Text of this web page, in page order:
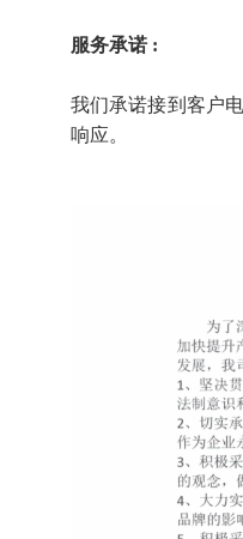
服务承诺 :
我们承诺接到客户
响应。